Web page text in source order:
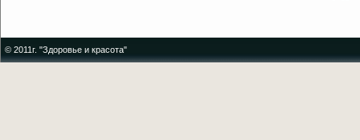
© 2011г. "Здоровье и красота"